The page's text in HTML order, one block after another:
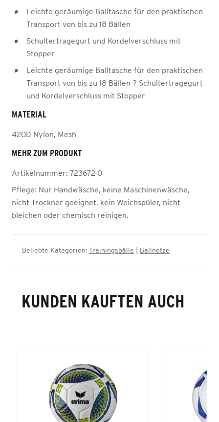
Leichte geräumige Balltasche für den praktischen
Transport von bis zu 18 Bällen
Schultertragegurt und Kordelverschluss mit
Stopper
Leichte geräumige Balltasche für den praktischen
Transport von bis zu 18 Bällen ? Schultertragegurt
und Kordelverschluss mit Stopper
MATERIAL
420D Nylon, Mesh
MEHR ZUM PRODUKT
Artikelnummer: 723672-0
Pflege: Nur Handwäsche, keine Maschinenwäsche,
nicht Trockner geeignet, kein Weichspüler, nicht
bleichen oder chemisch reinigen.
Beliebte Kategorien: Trainingsbälle Ballnetze
KUNDEN KAUFTEN AUCH